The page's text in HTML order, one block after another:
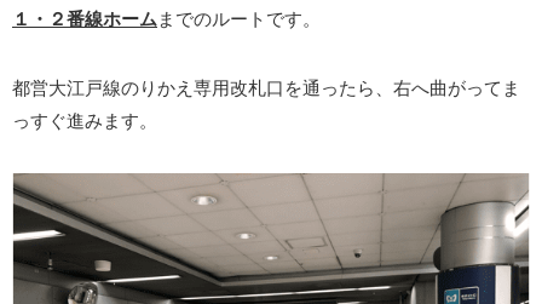
１・２番線ホーム までのルートです。
都営大江戸線のりかえ専用改札口を通ったら、右へ曲がってま
っすぐ進みます。